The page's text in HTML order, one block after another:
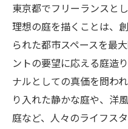
地域の特性を反
地元の動植物を
持続可能な資源
地域文化と結び
訪れる人々を楽
東京都での地域
東京都でフリーランスと
理想の庭を描くことは、
られた都市スペースを最
ントの要望に応える庭造
ナルとしての真価を問わ
り入れた静かな庭や、洋
庭など、人々のライフス